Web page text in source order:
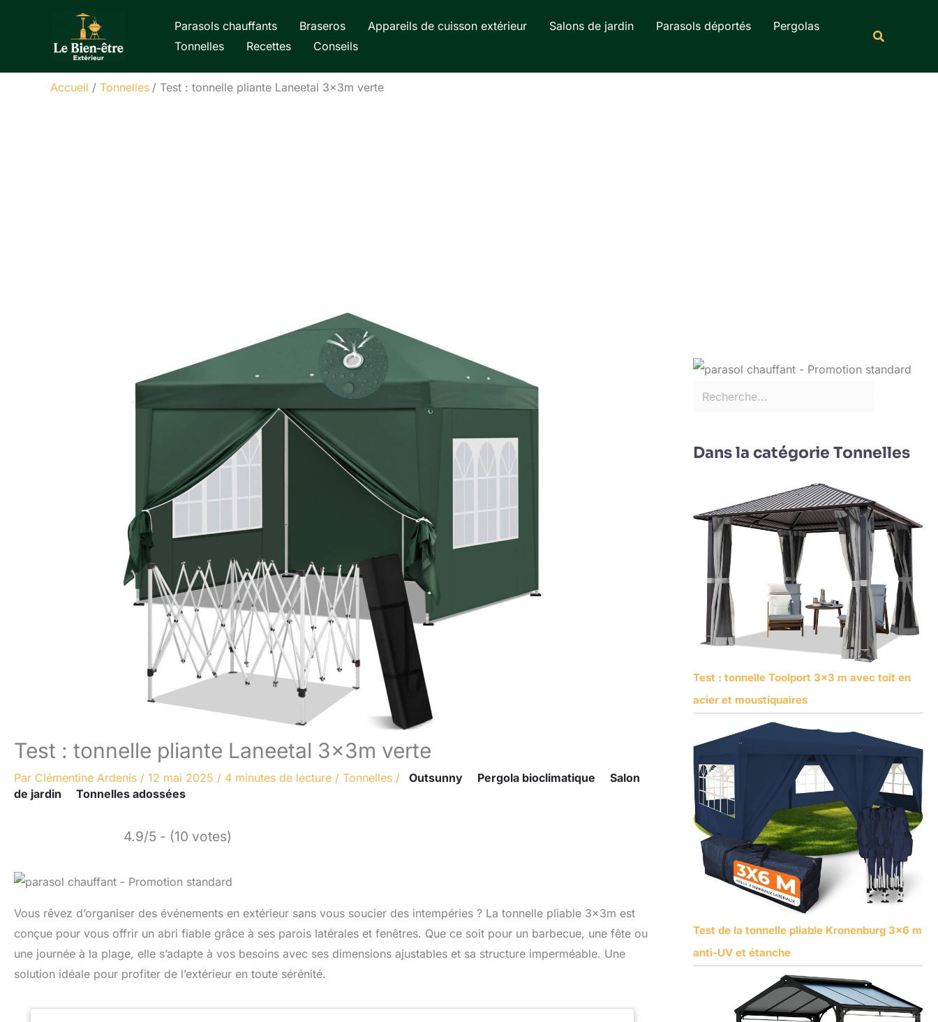
Parasols chauffants Braseros Appareils de cuisson extérieur Salons de jardin Parasols déportés
Pergolas
Tonnelles
Recettes Conseils
Accueil Tonnelles Test : tonnelle pliante Laneetal 3x3m verte
Test : tonnelle pliante Laneetal 3x3m verte
Par Clémentine Ardenis / 12 mai 2025 / 4 minutes de lecture / Tonnelles / Outsunny Pergola bioclimatique
Salon
de jardin
Tonnelles adossées
4.9/5 - (10 votes)
Vous rêvez d’organiser des événements en extérieur sans vous soucier des intempéries ? La tonnelle pliable 3x3m est
conçue pour vous offrir un abri fiable grâce à ses parois latérales et fenêtres. Que ce soit pour un barbecue, une fête ou
une journée à la plage, elle s’adapte à vos besoins avec ses dimensions ajustables et sa structure imperméable. Une
solution idéale pour profiter de l’extérieur en toute sérénité.
Dans la catégorie Tonnelles
Test : tonnelle Toolport 3×3 m avec toit en
acier et moustiquaires
Test de la tonnelle pliable Kronenburg 3×6 m
anti-UV et étanche